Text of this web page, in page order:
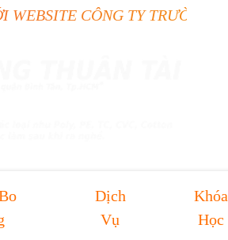
TY TRƯỜNG THUẬN TÀI
Dịch
Vụ
Khóa
Học